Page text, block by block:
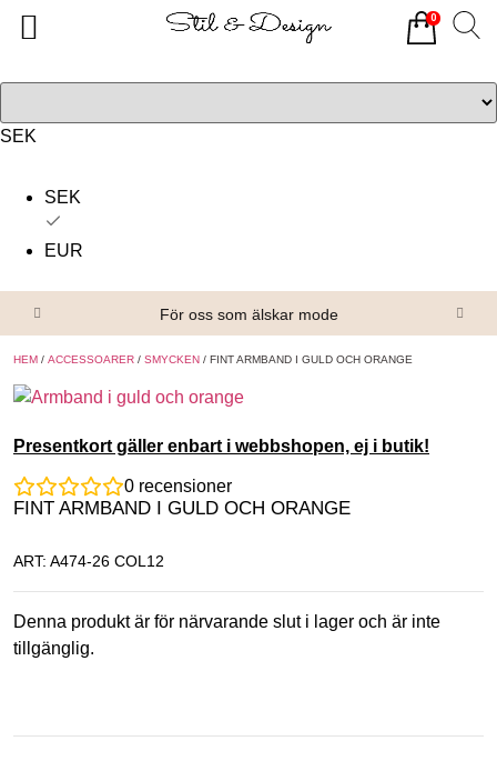
SEK
SEK
EUR
För oss som älskar mode
HEM / ACCESSOARER / SMYCKEN / FINT ARMBAND I GULD OCH ORANGE
Presentkort gäller enbart i webbshopen, ej i butik!
0 recensioner
FINT ARMBAND I GULD OCH ORANGE
ART: A474-26 COL12
Denna produkt är för närvarande slut i lager och är inte
tillgänglig.
0
Alla produkter
Om oss